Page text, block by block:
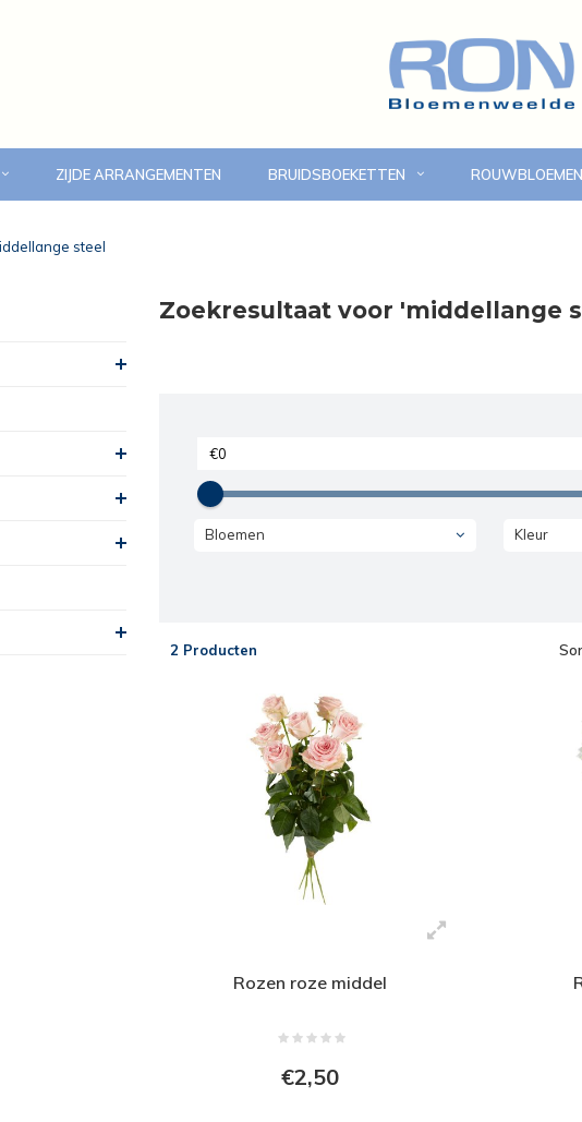
ZIJDE ARRANGEMENTEN BRUIDSBOEKETTEN ROUWBLOEMEN
vandaag bezorgd Online bloemen bestellen
steel
Zoekresultaat voor 'middellange
Bloemen Kleur
2 Producten
Rozen roze middel
€2,50